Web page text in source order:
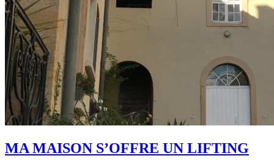
MA MAISON S’OFFRE UN LIFTING